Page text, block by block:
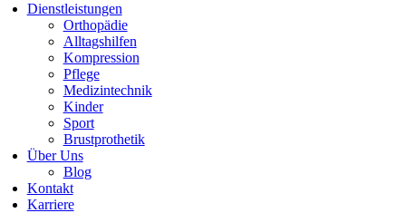
Dienstleistungen
Orthopädie
Alltagshilfen
Kompression
Pflege
Medizintechnik
Kinder
Sport
Brustprothetik
Über Uns
Blog
Kontakt
Karriere